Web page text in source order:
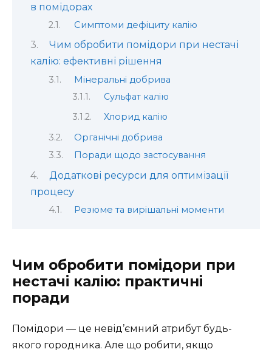
в помідорах
Симптоми дефіциту калію
Чим обробити помідори при нестачі
калію: ефективні рішення
Мінеральні добрива
Сульфат калію
Хлорид калію
Органічні добрива
Поради щодо застосування
Додаткові ресурси для оптимізації
процесу
Резюме та вирішальні моменти
Чим обробити помідори при
нестачі калію: практичні
поради
Помідори — це невід’ємний атрибут будь-
якого городника. Але що робити, якщо